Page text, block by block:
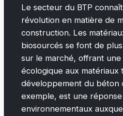
Le secteur du BTP
révolution en matière de
construction. Les
biosourcés se font de
sur le marché, offrant
écologique aux matériaux
développement du béton
exemple, est une
environnementaux